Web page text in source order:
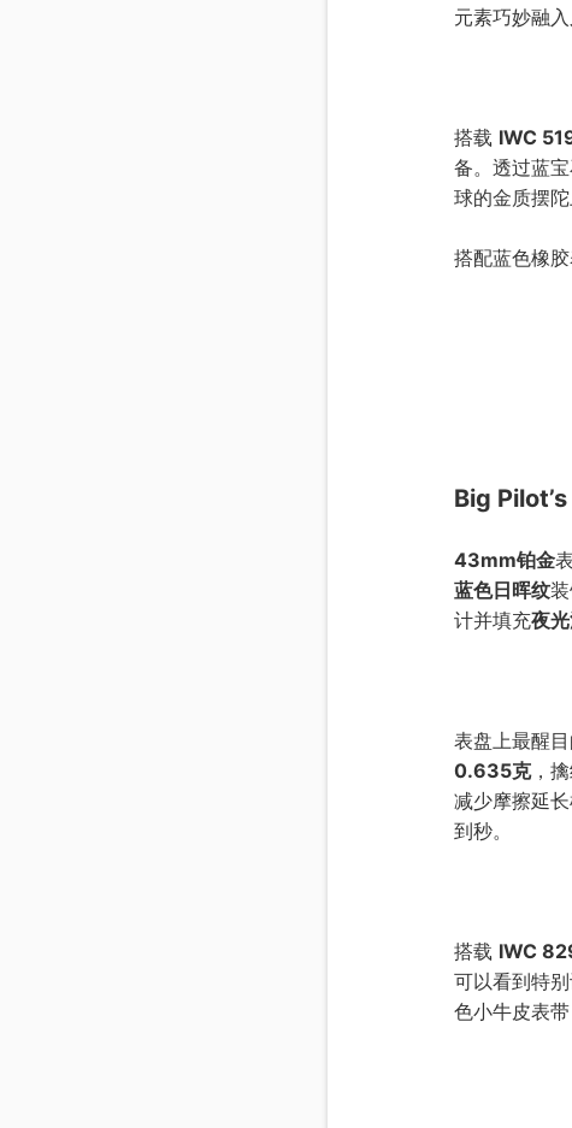
元素巧妙融入
搭载 IWC
备。透过蓝
球的金质摆
搭配蓝色橡
Big
43mm铂金
蓝色日晖纹
计并填充夜
表盘上最醒
0.635克，
减少摩擦延
到秒。
搭载 IWC
可以看到特
色小牛皮表